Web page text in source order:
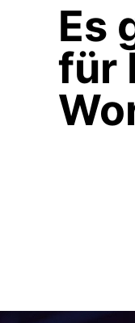
Es
für